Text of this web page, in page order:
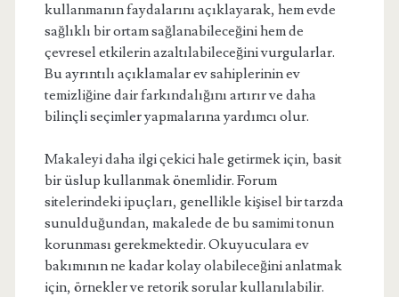
kullanmanın faydalarını açıklayarak, hem evde
sağlıklı bir ortam sağlanabileceğini hem de
çevresel etkilerin azaltılabileceğini vurgularlar.
Bu ayrıntılı açıklamalar ev sahiplerinin ev
temizliğine dair farkındalığını artırır ve daha
bilinçli seçimler yapmalarına yardımcı olur.
Makaleyi daha ilgi çekici hale getirmek için, basit
bir üslup kullanmak önemlidir. Forum
sitelerindeki ipuçları, genellikle kişisel bir tarzda
sunulduğundan, makalede de bu samimi tonun
korunması gerekmektedir. Okuyuculara ev
bakımının ne kadar kolay olabileceğini anlatmak
için, örnekler ve retorik sorular kullanılabilir.